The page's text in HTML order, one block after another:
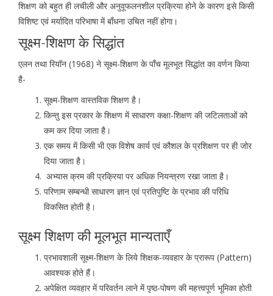
शिक्षण को बहुत ही लचीली और अनुवूफलनशील प्रक्रिया होने के कारण इसे किसी
विशिष्ट एवं मर्यादित परिभाषा में बाँधना उचित नहीं होगा।
सूक्ष्म-शिक्षण के सिद्धांत
एलन तथा रियॉन (1968) ने सूक्ष्म-शिक्षण के पाँच मूलभूत सिद्धांत का वर्णन किया
है-
सूक्ष्म-शिक्षण वास्तविक शिक्षण है।
किन्तु इस प्रकार के शिक्षण में साधारण कक्षा-शिक्षण की जटिलताओं को
कम कर दिया जाता है।
एक समय में किसी भी एक विशेष कार्य एवं कौशल के प्रशिक्षण पर ही जोर
दिया जाता है।
अभ्यास क्रम की प्रक्रिया पर अधिक नियन्त्रण रखा जाता है।
परिणाम सम्बन्धी साधारण ज्ञान एवं प्रतिपुष्टि के प्रभाव की परिधि
विकसित होती है।
सूक्ष्म शिक्षण की मूलभूत मान्यताएँ
प्रभावशाली सूक्ष्म-शिक्षण के लिये शिक्षक-व्यवहार के प्रारूप (Pattern)
आवश्यक होते हैं।
अपेक्षित व्यवहार में परिवर्तन लाने में पृष्ठ-पोषण की महत्त्वपूर्ण भूमिका होती